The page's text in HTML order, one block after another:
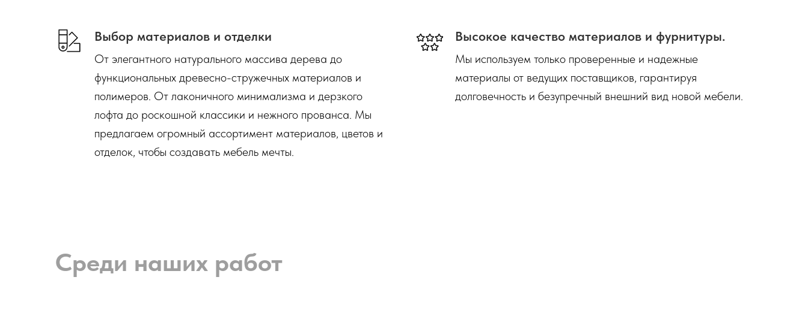
Выбор материалов и отделки
От элегантного натурального массива дерева до
функциональных древесно-стружечных материалов и
полимеров. От лаконичного минимализма и дерзкого
лофта до роскошной классики и нежного прованса. Мы
предлагаем огромный ассортимент материалов, цветов и
отделок, чтобы создавать мебель мечты.
Высокое качество материалов и фурнитуры.
Мы используем только проверенные и надежные
материалы от ведущих поставщиков, гарантируя
долговечность и безупречный внешний вид новой мебели.
Среди наших работ